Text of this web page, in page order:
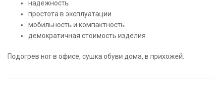
надежность
простота в эксплуатации
мобильность и компактность
демократичная стоимость изделия
Подогрев ног в офисе, сушка обуви дома, в прихожей.